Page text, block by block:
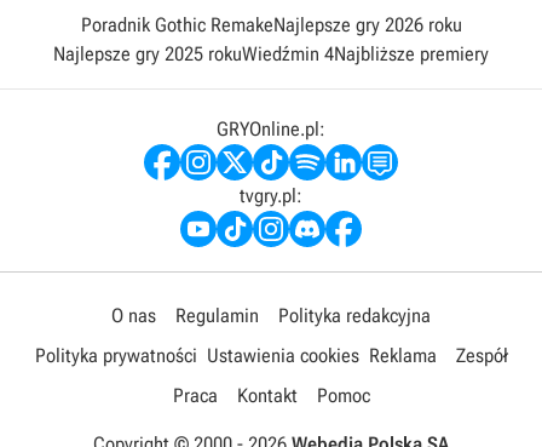
Poradnik Gothic RemakeNajlepsze gry 2026 roku
Najlepsze gry 2025 rokuWiedźmin 4Najbliższe premiery
GRYOnline.pl:
tvgry.pl:
O nas Regulamin
Polityka redakcyjna
Polityka prywatności Ustawienia cookies Reklama
Zespół
Praca
Kontakt Pomoc